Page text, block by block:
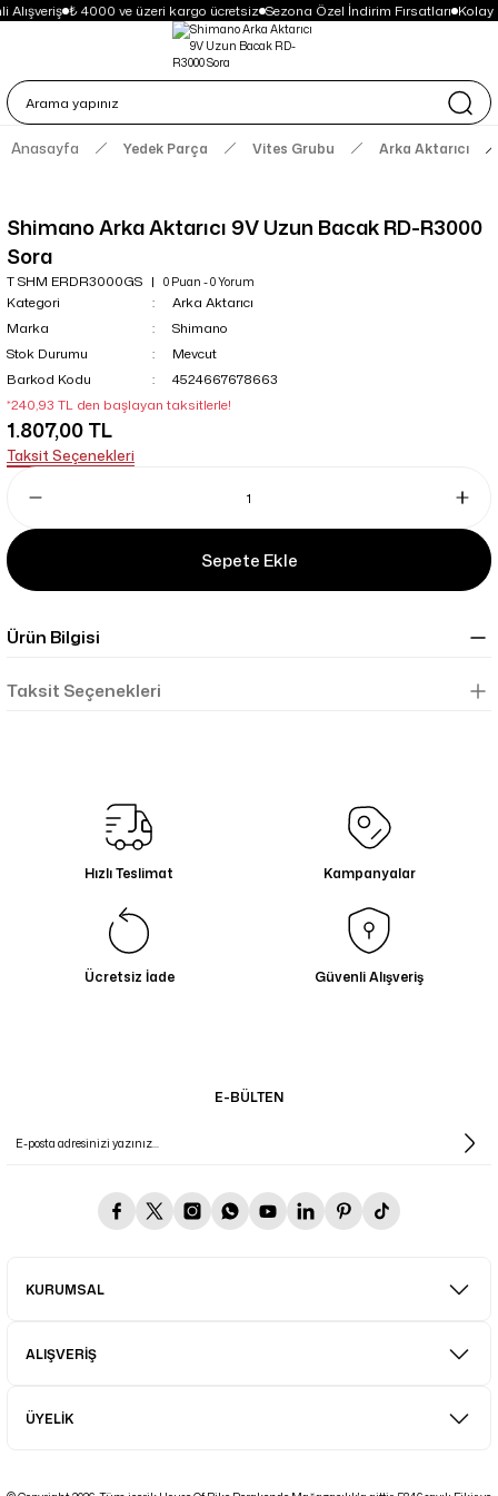
Alışveriş ₺ 4000 ve üzeri kargo ücretsiz Sezona Özel İndirim Fırsatları Kolay
Anasayfa Yedek Parça Vites Grubu Arka Aktarıcı
Shimano Arka Aktarıcı 9V Uzun Bacak RD-R3000
Sora
T SHM ERDR3000GS 0 Puan - 0 Yorum
Kategori
Arka Aktarıcı
Marka
Shimano
Stok Durumu
Mevcut
Barkod Kodu
4524667678663
*240,93 TL den başlayan taksitlerle!
1.807,00 TL
Taksit Seçenekleri
Sepete Ekle
Ürün Bilgisi
Taksit Seçenekleri
Hızlı Teslimat Kampanyalar
Ücretsiz İade Güvenli Alışveriş
E-BÜLTEN
KURUMSAL
ALIŞVERİŞ
ÜYELİK